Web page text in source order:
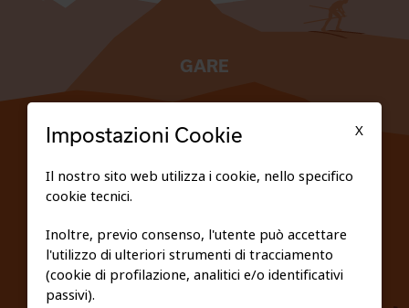
GARE
PRIVACY E COOKIE POLICY
X
Impostazioni Cookie
Il nostro sito web utilizza i cookie, nello specifico
cookie tecnici.
Inoltre, previo consenso, l'utente può accettare
l'utilizzo di ulteriori strumenti di tracciamento
(cookie di profilazione, analitici e/o identificativi
passivi).